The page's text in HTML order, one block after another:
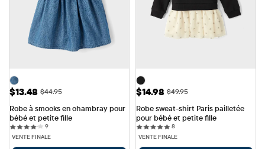
Prix ​​de vente: $13.48
$13.48 Prix ​​d'origine: $44.95
$44.95
Robe à smocks en chambray pour
bébé et petite fille
99 reviews
VENTE FINALE
Prix ​​de vente: $14.98
$14.98 Prix ​​d'origine: $49.95
$49.95
Robe sweat-shirt Paris pailletée
pour bébé et petite fille
88 reviews
VENTE FINALE